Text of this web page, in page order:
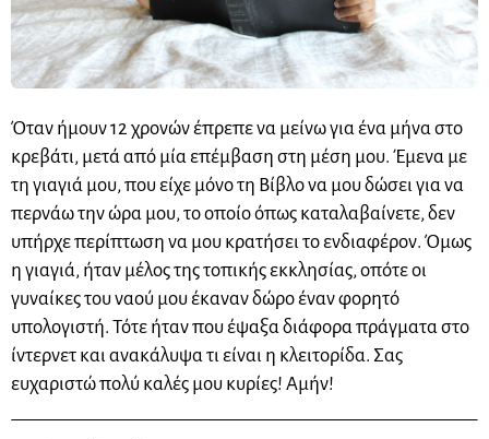
Όταν ήμουν 12 χρονών έπρεπε να μείνω για ένα μήνα στο
κρεβάτι, μετά από μία επέμβαση στη μέση μου. Έμενα με
τη γιαγιά μου, που είχε μόνο τη Βίβλο να μου δώσει για να
περνάω την ώρα μου, το οποίο όπως καταλαβαίνετε, δεν
υπήρχε περίπτωση να μου κρατήσει το ενδιαφέρον. Όμως
η γιαγιά, ήταν μέλος της τοπικής εκκλησίας, οπότε οι
γυναίκες του ναού μου έκαναν δώρο έναν φορητό
υπολογιστή. Τότε ήταν που έψαξα διάφορα πράγματα στο
ίντερνετ και ανακάλυψα τι είναι η κλειτορίδα. Σας
ευχαριστώ πολύ καλές μου κυρίες! Αμήν!